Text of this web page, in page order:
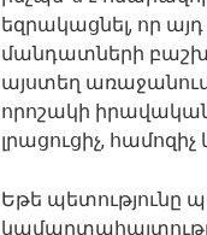
եզրակացնել, որ
մանդատների
այստեղ
որոշակի իրավական
լրացուցիչ,
Եթե պետությունը